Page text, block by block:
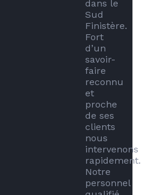
dans le
Sud
Finistère.
Fort
d’un
savoir-
faire
reconnu
et
proche
de ses
clients
nous
intervenons
rapidement.
Notre
personnel